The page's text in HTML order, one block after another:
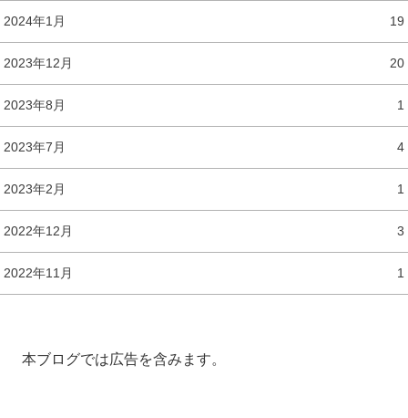
2024年1月 19
2023年12月 20
2023年8月 1
2023年7月 4
2023年2月 1
2022年12月 3
2022年11月 1
本ブログでは広告を含みます。